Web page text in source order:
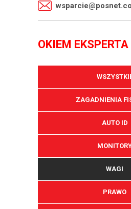
OKIEM EKSPERTA
ZAGADNIENIA
AUTO ID
WAGI
PRAWO